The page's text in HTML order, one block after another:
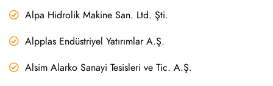
Alpa Hidrolik Makine San. Ltd. Şti.
Alpplas Endüstriyel Yatırımlar A.Ş.
Alsim Alarko Sanayi Tesisleri ve Tic. A.Ş.